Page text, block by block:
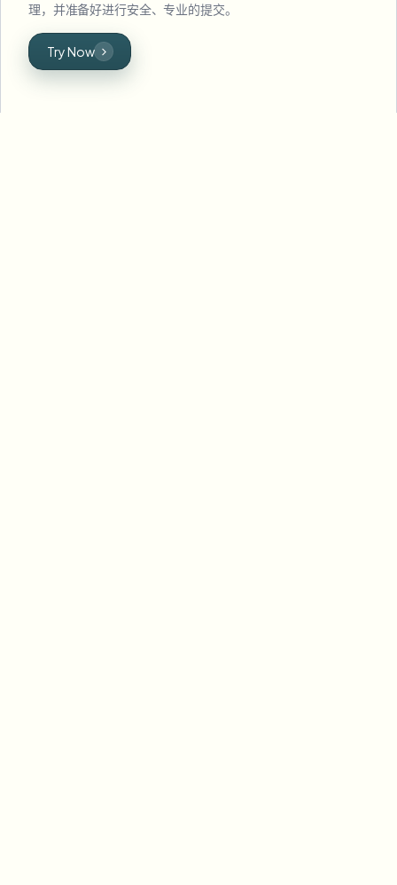
理，并准备好进行安全、专业的提交。
Try Now